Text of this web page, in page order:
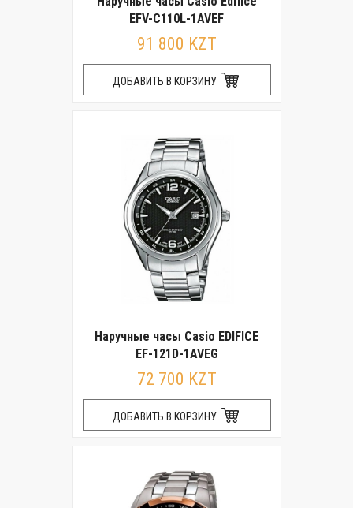
EFV-C110L-1AVEF
91 800 KZT
ДОБАВИТЬ В КОРЗИНУ
Наручные часы Casio EDIFICE
EF-121D-1AVEG
72 700 KZT
ДОБАВИТЬ В КОРЗИНУ